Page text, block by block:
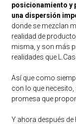
posicionamiento y
una dispersión
donde se mezclan
realidad de
misma, y son más
realidades que
Así que como
con lo que necesito,
promesa que
Y ahora después de